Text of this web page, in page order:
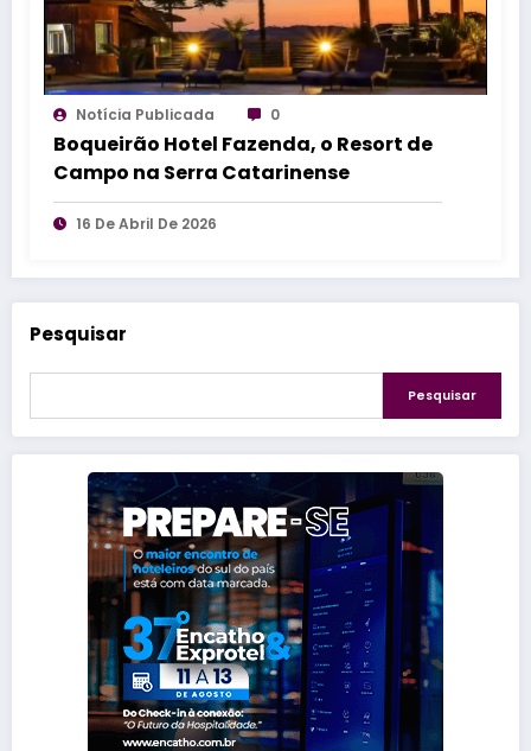
Notícia Publicada 0
Boqueirão Hotel Fazenda, o Resort de
Campo na Serra Catarinense
16 De Abril De 2026
Pesquisar
Pesquisar